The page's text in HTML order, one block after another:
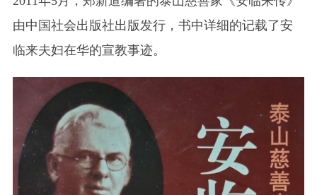
由中国社会出版社出版发行，书中详细的记载了安
临来夫妇在华的宣教事迹。